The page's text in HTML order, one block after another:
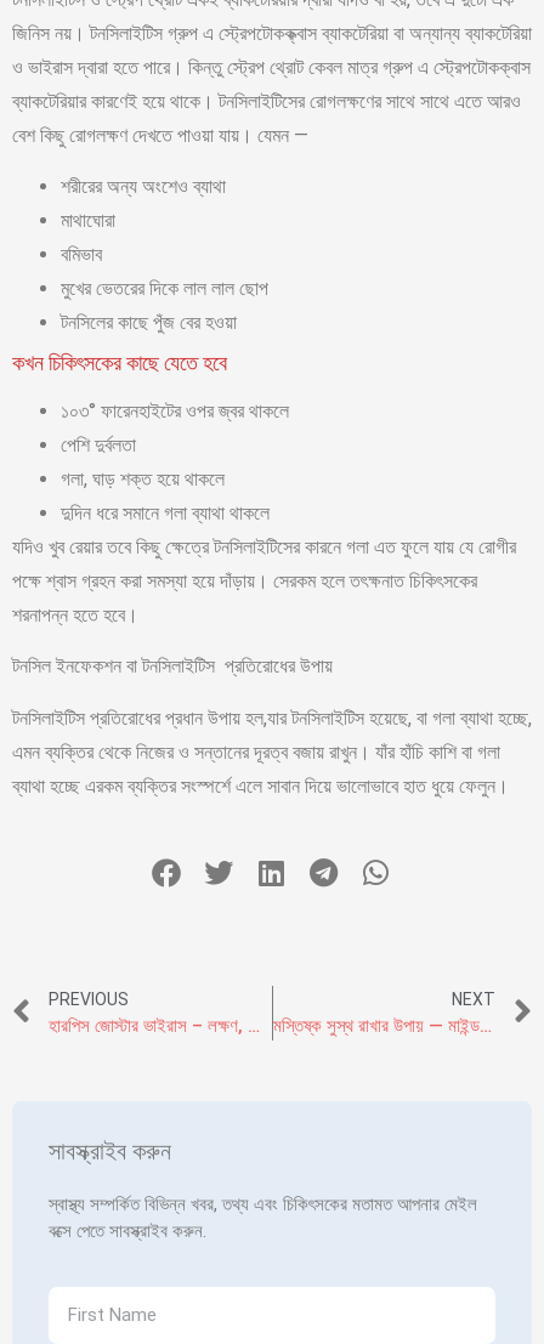
জিনিস নয়। টনসিলাইটিস গ্রুপ এ স্ট্রেপটোকক্ক্বাস ব্যাকটেরিয়া বা অন্যান্য ব্যাকটেরিয়া
ও ভাইরাস দ্বারা হতে পারে। কিন্তু স্ট্রেপ থ্রোট কেবল মাত্র গ্রুপ এ স্ট্রেপটোকক্বাস
ব্যাকটেরিয়ার কারণেই হয়ে থাকে। টনসিলাইটিসের রোগলক্ষণের সাথে সাথে এতে আরও
বেশ কিছু রোগলক্ষণ দেখতে পাওয়া যায়। যেমন —
শরীরের অন্য অংশেও ব্যাথা
মাথাঘোরা
বমিভাব
মুখের ভেতরের দিকে লাল লাল ছোপ
টনসিলের কাছে পুঁজ বের হওয়া
কখন চিকিৎসকের কাছে যেতে হবে
১০৩° ফারেনহাইটের ওপর জ্বর থাকলে
পেশি দুর্বলতা
গলা, ঘাড় শক্ত হয়ে থাকলে
দুদিন ধরে সমানে গলা ব্যাথা থাকলে
যদিও খুব রেয়ার তবে কিছু ক্ষেত্রে টনসিলাইটিসের কারনে গলা এত ফুলে যায় যে রোগীর
পক্ষে শ্বাস গ্রহন করা সমস্যা হয়ে দাঁড়ায়। সেরকম হলে তৎক্ষনাত চিকিৎসকের
শরনাপন্ন হতে হবে।
টনসিল ইনফেকশন বা টনসিলাইটিস প্রতিরোধের উপায়
টনসিলাইটিস প্রতিরোধের প্রধান উপায় হল,যার টনসিলাইটিস হয়েছে, বা গলা ব্যাথা হচ্ছে,
এমন ব্যক্তির থেকে নিজের ও সন্তানের দূরত্ব বজায় রাখুন। যাঁর হাঁচি কাশি বা গলা
ব্যাথা হচ্ছে এরকম ব্যক্তির সংস্পর্শে এলে সাবান দিয়ে ভালোভাবে হাত ধুয়ে ফেলুন।
PREVIOUS
হারপিস জোস্টার ভাইরাস – লক্ষণ, কারন,জটিলতা ও প্রতিকার
NEXT
মস্তিষ্ক সুস্থ রাখার উপায় — মাইন্ড ডায়েট
সাবস্ক্রাইব করুন
স্বাস্থ্য সম্পর্কিত বিভিন্ন খবর, তথ্য এবং চিকিৎসকের মতামত আপনার মেইল
বক্সে পেতে সাবস্ক্রাইব করুন.